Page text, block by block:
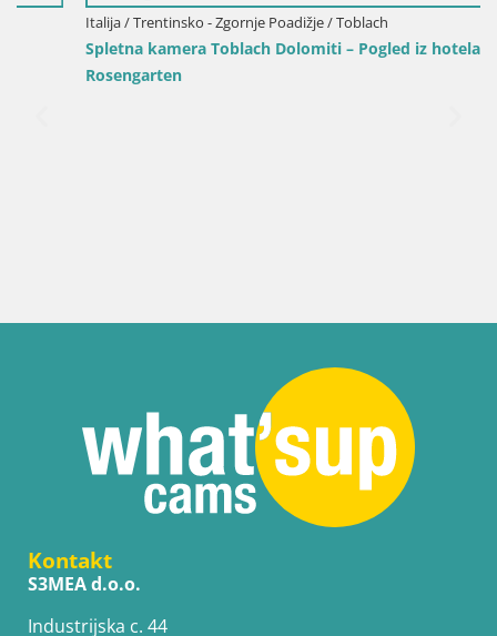
Italija / Trentinsko - Zgornje Poadižje / Toblach
Spletna kamera Toblach Dolomiti – Pogled iz hotela
Rosengarten
Kontakt
S3MEA d.o.o.
Industrijska c. 44